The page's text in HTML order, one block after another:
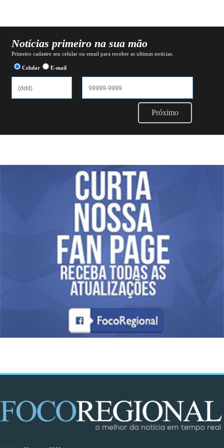
Notícias primeiro na sua mão
Primeiro cadastre seu celular ou email para receber as ultimas notícias.
Celular E-mail
Próximo